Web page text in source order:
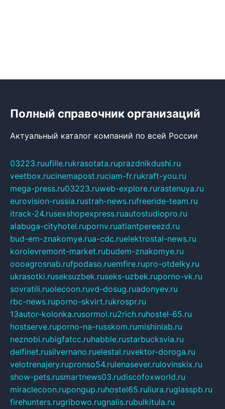
Полный справочник организаций
Актуальный каталог компаний по всей России
03223.ruufille.rukrasotata.ruprazdnikdushi.ru
veetbox.rucinemapost.ruciam-fr.rukraft-you.ru
mega-press.ru03223.ruweb-explore.rurastenuya.ru
eurovision-russia.rustrah-news.rufreeride-team.ru
itrack-24.rusexshopexpress.ruautostudiopro.ru
alabuga-cityhotel.rupornv.ruatlantpereezd.ru
bud-em-znakomye.rua-cdc.ruelektrostal-news.ru
korolevremont-market.rubudem-znakomye.ru
oooagrosnab.rufpodaso.ruemfire.rupro-otdelky.ru
ukrasotki.ruseksuzbek.ruseks-uzbek.ruporno-vk.ru
sovratili.ruolecoon.ruvd-dosug.ruadonyev.ru
rbc-news.ruporno-skvirt.rukrospr.ru
13autor-kolonka.rusormol.ru2rich.ruhostel-65.ru
hostserve.ruporno-na-russkom.rumishinlab.ru
neznobi.rubigfatcc.ruhabble.rustarbucksvia.ru
delfinet.rusilvernano.ruelestal.ruvektor-doroga.ru
velotrenajery.rupronso54.rulenasever.rulovinskix.ru
show-pets.rusmartnews03.rudiscofoxworld.ru
miraclecoon.rupongup.ruhostel65.ruliura.ruglasspb.ru
firehunters.rugribowo.rugnalis.rubulkitula.ru